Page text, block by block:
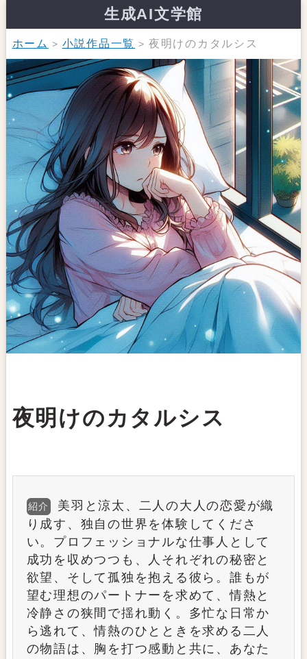
生成AI文学館
ホーム 小説作品一覧 夜明けのカタルシス
夜明けのカタルシス
紹介
美羽と涼太、二人の大人の恋愛が織
り成す、独自の世界を体験してくださ
い。プロフェッショナルな仕事人として
成功を収めつつも、人それぞれの秘密と
欲望、そして孤独を抱える彼ら。誰もが
望む理想のパートナーを求めて、情熱と
冷静さの狭間で揺れ動く。多忙な日常か
ら逃れて、情熱のひとときを求める二人
の物語は、胸を打つ感動と共に、あなた